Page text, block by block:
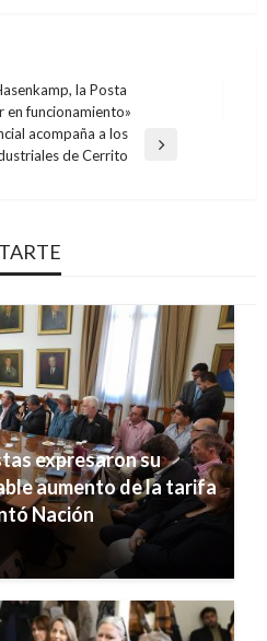
la Posta
en funcionamiento»
acompaña a los
de Cerrito
expresaron su
aumento de la tarifa
Nación